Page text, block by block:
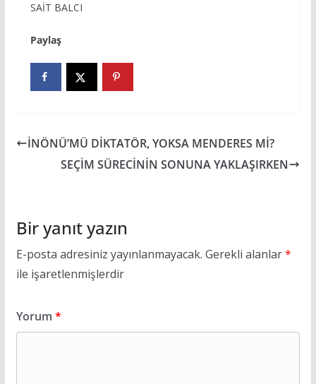
SAİT BALCI
Paylaş
İNÖNÜ’MÜ DİKTATÖR, YOKSA MENDERES Mİ?
SEÇİM SÜRECİNİN SONUNA YAKLAŞIRKEN
Bir yanıt yazın
E-posta adresiniz yayınlanmayacak. Gerekli alanlar*
ile işaretlenmişlerdir
Yorum *